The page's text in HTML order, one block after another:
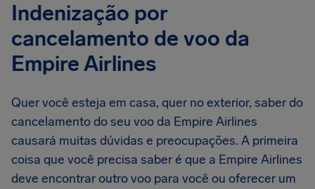
Indenização por
cancelamento de voo da
Empire Airlines
Quer você esteja em casa, quer no exterior, saber do
cancelamento do seu voo da Empire Airlines
causará muitas dúvidas e preocupações. A primeira
coisa que você precisa saber é que a Empire Airlines
deve encontrar outro voo para você ou oferecer um